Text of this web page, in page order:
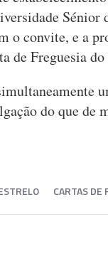
o convite, e a
de Freguesia
do que de
CARTAS DE